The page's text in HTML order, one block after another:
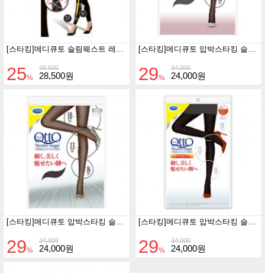
[스타킹]메디큐토 슬림웨스트 레깅스 외출용
38,500
25% 28,500원
[스타킹]메디큐토 압박스타킹 슬렌더매직 Sheer Black
34,000
29% 24,000원
34,000
29% 24,000원
34,000
29% 24,000원